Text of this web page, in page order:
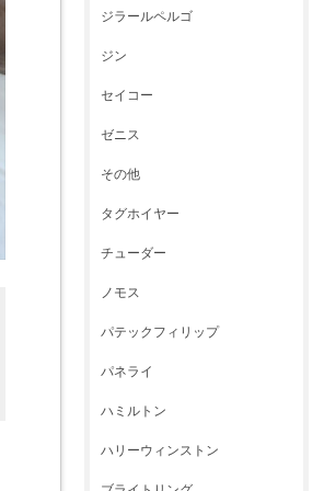
ジラールペルゴ
ジン
セイコー
ゼニス
その他
タグホイヤー
チューダー
ノモス
パテックフィリップ
パネライ
ハミルトン
ハリーウィンストン